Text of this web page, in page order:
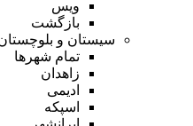
ویس
بازگشت
سیستان و بلوچستان
تمام شهر‌ها
زاهدان
ادیمی
اسپکه